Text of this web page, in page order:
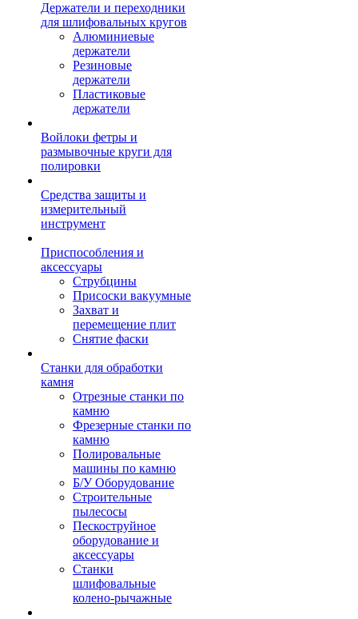
Держатели и переходники
для шлифовальных кругов
Алюминиевые
держатели
Резиновые
держатели
Пластиковые
держатели
Войлоки фетры и
размывочные круги для
полировки
Средства защиты и
измерительный
инструмент
Приспособления и
аксессуары
Струбцины
Присоски вакуумные
Захват и
перемещение плит
Снятие фаски
Станки для обработки
камня
Отрезные станки по
камню
Фрезерные станки по
камню
Полировальные
машины по камню
Б/У Оборудование
Строительные
пылесосы
Пескоструйное
оборудование и
аксессуары
Станки
шлифовальные
колено-рычажные